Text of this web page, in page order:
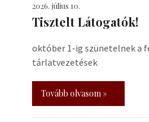
2026. július 10.
Tisztelt Látogatók!
október 1-ig szünetelnek a
tárlatvezetések
Tovább olvasom »